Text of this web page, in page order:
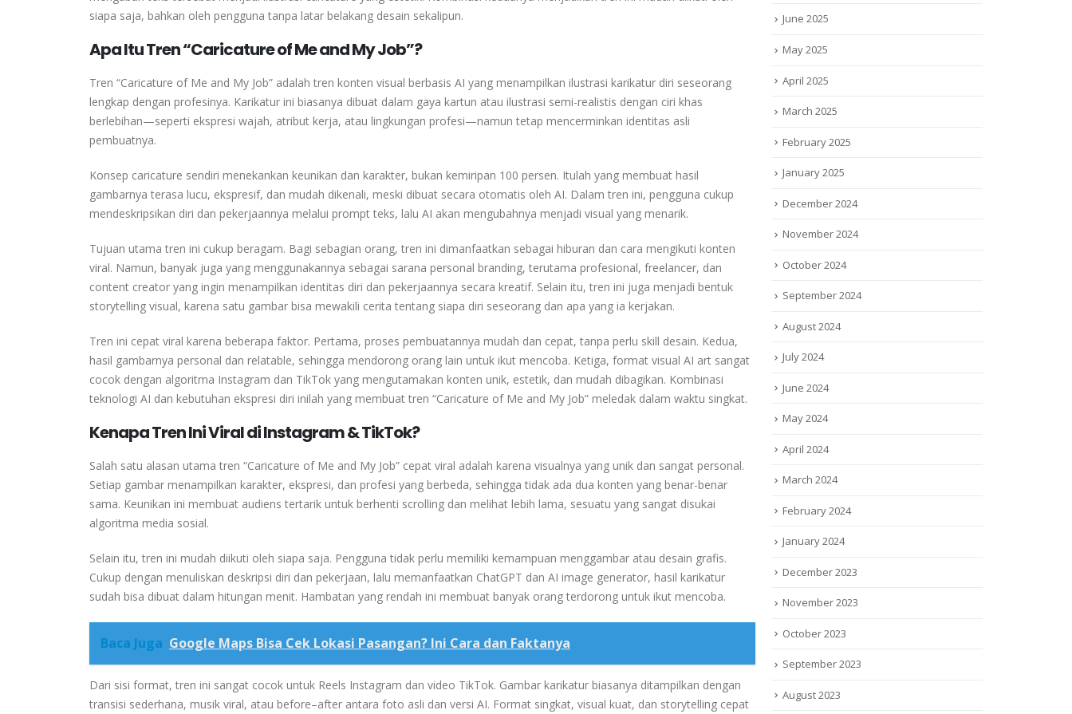
siapa saja, bahkan oleh pengguna tanpa latar belakang desain sekalipun.
Apa Itu Tren “Caricature of Me and My Job”?
Tren “Caricature of Me and My Job” adalah tren konten visual berbasis AI yang menampilkan ilustrasi karikatur diri seseorang
lengkap dengan profesinya. Karikatur ini biasanya dibuat dalam gaya kartun atau ilustrasi semi-realistis dengan ciri khas
berlebihan—seperti ekspresi wajah, atribut kerja, atau lingkungan profesi—namun tetap mencerminkan identitas asli
pembuatnya.
Konsep caricature sendiri menekankan keunikan dan karakter, bukan kemiripan 100 persen. Itulah yang membuat hasil
gambarnya terasa lucu, ekspresif, dan mudah dikenali, meski dibuat secara otomatis oleh AI. Dalam tren ini, pengguna cukup
mendeskripsikan diri dan pekerjaannya melalui prompt teks, lalu AI akan mengubahnya menjadi visual yang menarik.
Tujuan utama tren ini cukup beragam. Bagi sebagian orang, tren ini dimanfaatkan sebagai hiburan dan cara mengikuti konten
viral. Namun, banyak juga yang menggunakannya sebagai sarana personal branding, terutama profesional, freelancer, dan
content creator yang ingin menampilkan identitas diri dan pekerjaannya secara kreatif. Selain itu, tren ini juga menjadi bentuk
storytelling visual, karena satu gambar bisa mewakili cerita tentang siapa diri seseorang dan apa yang ia kerjakan.
Tren ini cepat viral karena beberapa faktor. Pertama, proses pembuatannya mudah dan cepat, tanpa perlu skill desain. Kedua,
hasil gambarnya personal dan relatable, sehingga mendorong orang lain untuk ikut mencoba. Ketiga, format visual AI art sangat
cocok dengan algoritma Instagram dan TikTok yang mengutamakan konten unik, estetik, dan mudah dibagikan. Kombinasi
teknologi AI dan kebutuhan ekspresi diri inilah yang membuat tren “Caricature of Me and My Job” meledak dalam waktu singkat.
Kenapa Tren Ini Viral di Instagram & TikTok?
Salah satu alasan utama tren “Caricature of Me and My Job” cepat viral adalah karena visualnya yang unik dan sangat personal.
Setiap gambar menampilkan karakter, ekspresi, dan profesi yang berbeda, sehingga tidak ada dua konten yang benar-benar
sama. Keunikan ini membuat audiens tertarik untuk berhenti scrolling dan melihat lebih lama, sesuatu yang sangat disukai
algoritma media sosial.
Selain itu, tren ini mudah diikuti oleh siapa saja. Pengguna tidak perlu memiliki kemampuan menggambar atau desain grafis.
Cukup dengan menuliskan deskripsi diri dan pekerjaan, lalu memanfaatkan ChatGPT dan AI image generator, hasil karikatur
sudah bisa dibuat dalam hitungan menit. Hambatan yang rendah ini membuat banyak orang terdorong untuk ikut mencoba.
Baca Juga Google Maps Bisa Cek Lokasi Pasangan? Ini Cara dan Faktanya
Dari sisi format, tren ini sangat cocok untuk Reels Instagram dan video TikTok. Gambar karikatur biasanya ditampilkan dengan
transisi sederhana, musik viral, atau before–after antara foto asli dan versi AI. Format singkat, visual kuat, dan storytelling cepat
June 2025
May 2025
April 2025
March 2025
February 2025
January 2025
December 2024
November 2024
October 2024
September 2024
August 2024
July 2024
June 2024
May 2024
April 2024
March 2024
February 2024
January 2024
December 2023
November 2023
October 2023
September 2023
August 2023